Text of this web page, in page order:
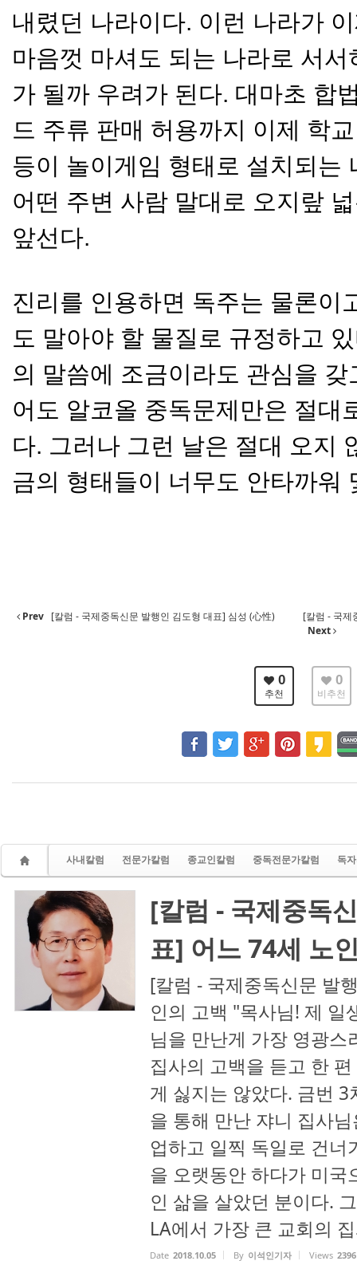
내렸던 나라이다. 이런 나라가
마음껏 마셔도 되는 나라로 서
가 될까 우려가 된다. 대마초 합
드 주류 판매 허용까지 이제 학
등이 놀이게임 형태로 설치되는
어떤 주변 사람 말대로 오지랖
앞선다.
진리를 인용하면 독주는 물론이
도 말아야 할 물질로 규정하고
의 말씀에 조금이라도 관심을
어도 알코올 중독문제만은 절대
다. 그러나 그런 날은 절대 오지
금의 형태들이 너무도 안타까워
Prev [칼럼 - 국제중독신문 발행인 김도형 대표] 심성 (心性)
[칼럼 - 국제
Next
0
추천
0
비추천
사내칼럼 전문가칼럼 종교인칼럼 중독전문가칼럼 독
[칼럼 - 국제중독
표] 어느 74세 노
[칼럼 - 국제중독신문 발
인의 고백 "목사님! 제 일
님을 만난게 가장 영광스
집사의 고백을 듣고 한
게 싫지는 않았다. 금번 3
을 통해 만난 쟈니 집사
업하고 일찍 독일로 건
을 오랫동안 하다가 미국
인 삶을 살았던 분이다.
LA에서 가장 큰 교회의
Date 2018.10.05 By 이석인기자 Views 2396